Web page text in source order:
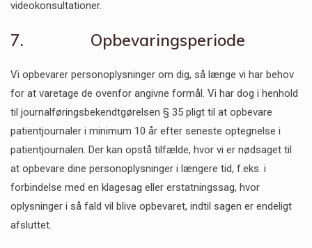
videokonsultationer.
7. Opbevaringsperiode
Vi opbevarer personoplysninger om dig, så længe vi har behov
for at varetage de ovenfor angivne formål. Vi har dog i henhold
til journalføringsbekendtgørelsen § 35 pligt til at opbevare
patientjournaler i minimum 10 år efter seneste optegnelse i
patientjournalen. Der kan opstå tilfælde, hvor vi er nødsaget til
at opbevare dine personoplysninger i længere tid, f.eks. i
forbindelse med en klagesag eller erstatningssag, hvor
oplysninger i så fald vil blive opbevaret, indtil sagen er endeligt
afsluttet.